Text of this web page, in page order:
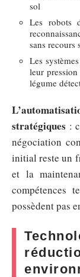
sol
Les robots
sans recours
Les
leur
légume
stratégiques :
négociation
initial reste un
et la
compétences
possèdent pas